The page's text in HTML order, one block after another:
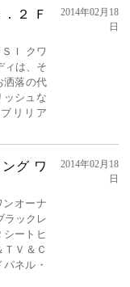
２ Ｆ
Ｉ クワ
ィは、そ
洒落の代
ッシュな
リリア
2014年02月18
日
グ ワ
ンオーナ
ラックレ
ートヒ
Ｖ＆Ｃ
ネル・
2014年02月18
日